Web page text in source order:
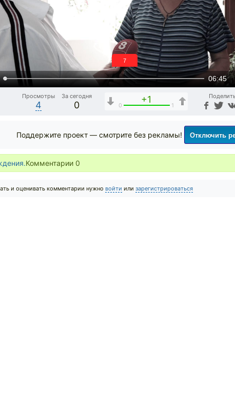
06:45
6
Просмотры
4
За сегодня
0
+1
0 1
Поддержите проект — смотрите без рекламы! Отключить
Комментарии 0
и оценивать комментарии нужно войти или зарегистрироваться